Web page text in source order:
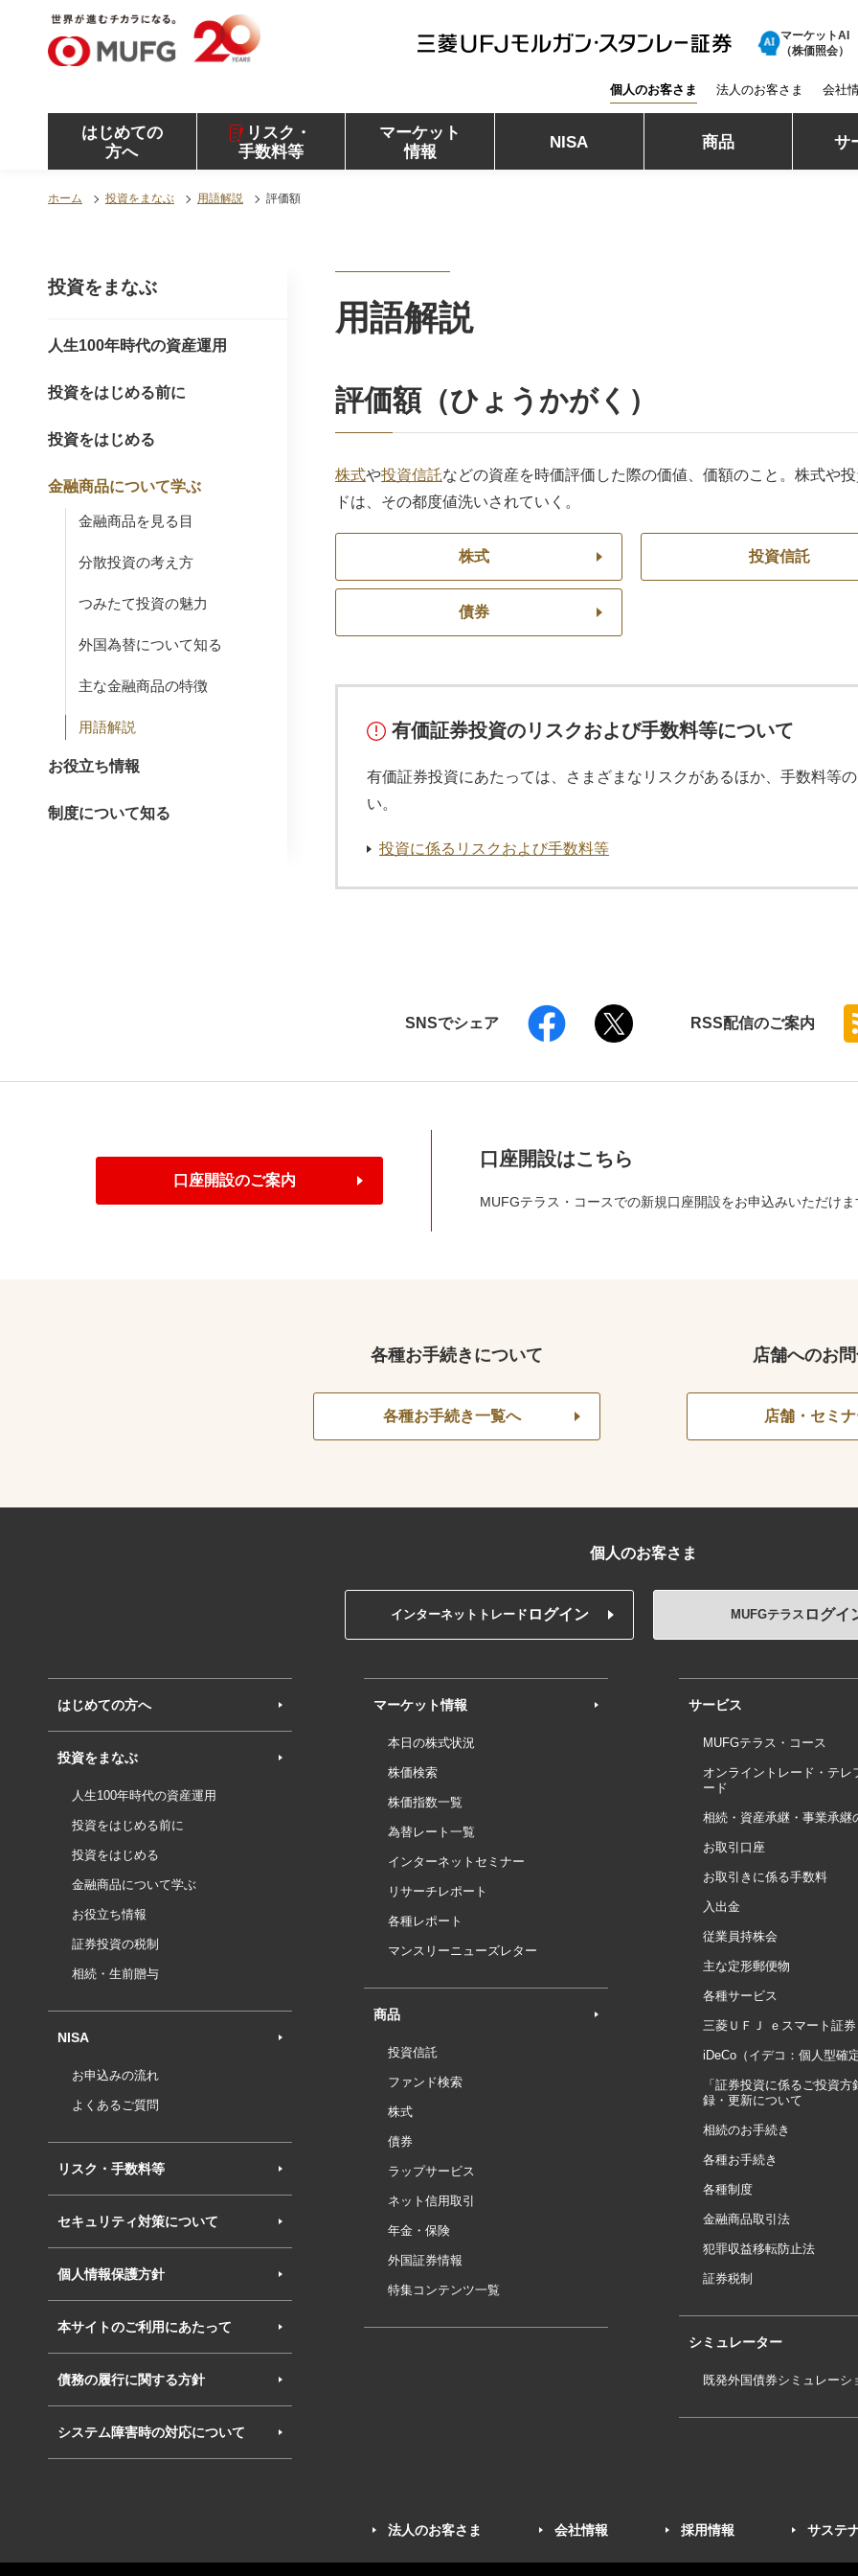
MUFG 世界が進むチカラになる。 三菱ＵＦＪモル
ガン・スタンレー証券
三菱ＵＦＪモルガン・スタンレー証券
マーケットAI
（株価照会）
はじめての
方へ
リスク・
手数料等
マーケット
情報
NISA 商品 サ
個人のお客さま 法人のお客さま 会社
ホーム 投資をまなぶ 用語解説 評価額
用語解説
評価額（ひょうかがく）
株式や投資信託などの資産を時価評価した際の価値、価額のこと。株式や
ドは、その都度値洗いされていく。
株式 投資信託
債券
有価証券投資のリスクおよび手数料等について
有価証券投資にあたっては、さまざまなリスクがあるほか、手数料等
い。
投資に係るリスクおよび手数料等
投資をまなぶ
人生100年時代の資産運用
投資をはじめる前に
投資をはじめる
金融商品について学ぶ
金融商品を見る目
分散投資の考え方
つみたて投資の魅力
外国為替について知る
主な金融商品の特徴
用語解説
お役立ち情報
制度について知る
SNSでシェア RSS配信のご案内
口座開設のご案内
口座開設はこちら
MUFGテラス・コースでの新規口座開設をお申込みいただけま
各種お手続きについて
各種お手続き一覧へ
店舗へのお
店舗・セミ
個人のお客さま
インターネットトレード ログイン MUFGテラス ログイ
はじめての方へ
投資をまなぶ
人生100年時代の資産運用
投資をはじめる前に
投資をはじめる
金融商品について学ぶ
お役立ち情報
証券投資の税制
相続・生前贈与
NISA
お申込みの流れ
よくあるご質問
リスク・手数料等
セキュリティ対策について
個人情報保護方針
本サイトのご利用にあたって
債務の履行に関する方針
システム障害時の対応について
マーケット情報
本日の株式状況
株価検索
株価指数一覧
為替レート一覧
インターネットセミナー
リサーチレポート
各種レポート
マンスリーニューズレター
商品
投資信託
ファンド検索
株式
債券
ラップサービス
ネット信用取引
年金・保険
外国証券情報
特集コンテンツ一覧
サービス
MUFGテラス・コース
オンライントレード・テレ
ード
相続・資産承継・事業承継
お取引口座
お取引きに係る手数料
入出金
従業員持株会
主な定形郵便物
各種サービス
三菱ＵＦＪ ｅスマート証券
iDeCo（イデコ：個人型確
「証券投資に係るご投資方
録・更新について
相続のお手続き
各種お手続き
各種制度
金融商品取引法
犯罪収益移転防止法
証券税制
シミュレーター
既発外国債券シミュレーシ
法人のお客さま 会社情報 採用情報 サステ